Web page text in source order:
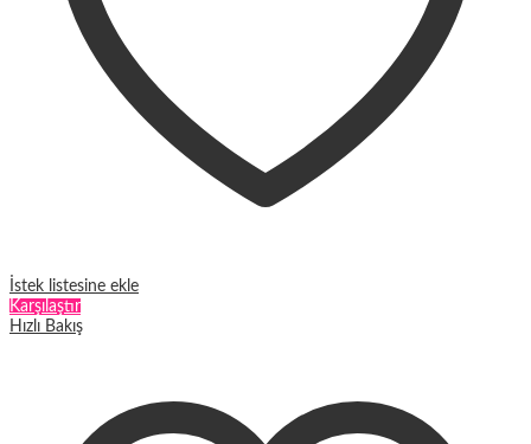
İstek listesine ekle
Karşılaştır
Hızlı Bakış